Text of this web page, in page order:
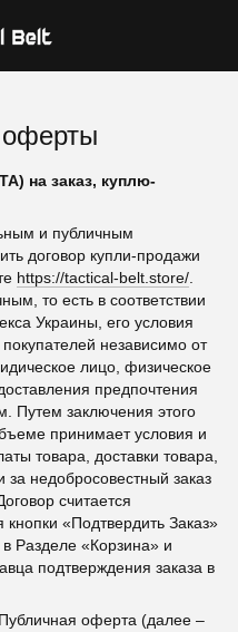
оферты
на заказ, куплю-
и публичным
договор купли-продажи
https://tactical-belt.store/
то есть в соответствии
Украины, его условия
независимо от
лицо, физическое
предпочтения
Путем заключения этого
принимает условия и
товара, доставки товара,
за недобросовестный заказ
считается
«Подтвердить Заказ»
Разделе «Корзина» и
подтверждения заказа в
оферта (далее –